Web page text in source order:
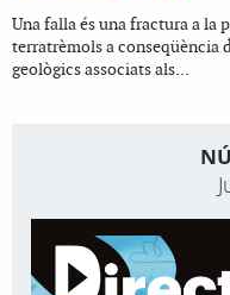
Una falla és una fractura a la
terratrèmols a conseqüència
geològics associats als...